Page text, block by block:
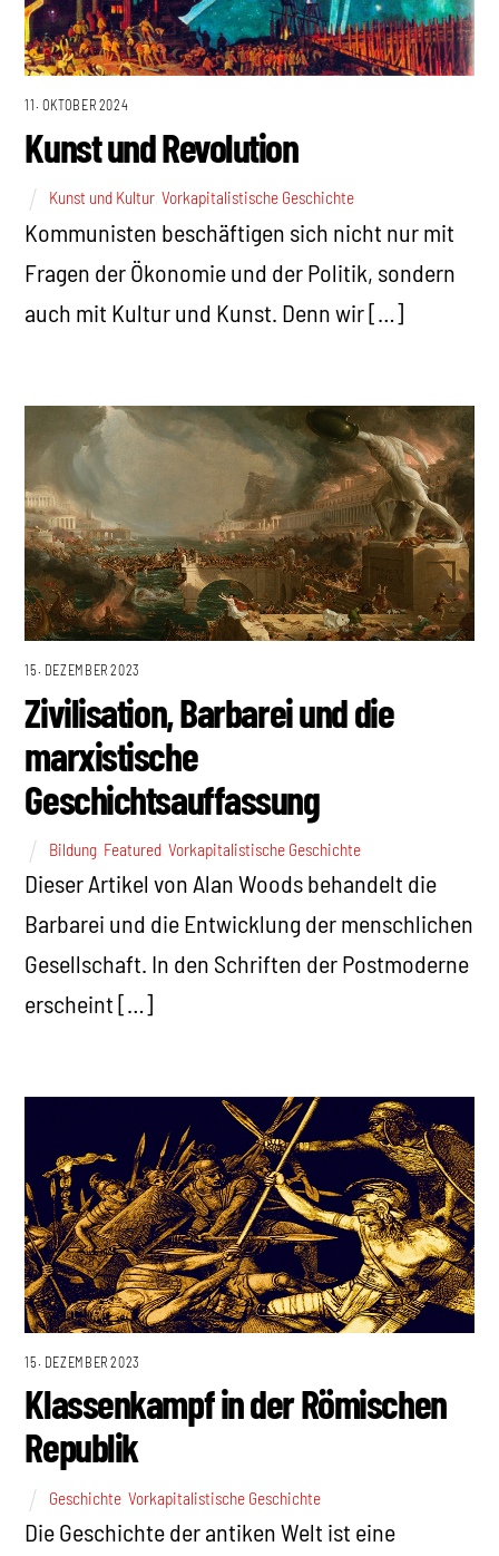
11. OKTOBER 2024
Kunst und Revolution
Kunst und Kultur ,Vorkapitalistische Geschichte
Kommunisten beschäftigen sich nicht nur mit
Fragen der Ökonomie und der Politik, sondern
auch mit Kultur und Kunst. Denn wir […]
15. DEZEMBER 2023
Zivilisation, Barbarei und die
marxistische
Geschichtsauffassung
Bildung Featured ,Vorkapitalistische Geschichte
Dieser Artikel von Alan Woods behandelt die
Barbarei und die Entwicklung der menschlichen
Gesellschaft. In den Schriften der Postmoderne
erscheint […]
15. DEZEMBER 2023
Klassenkampf in der Römischen
Republik
Geschichte ,Vorkapitalistische Geschichte
Die Geschichte der antiken Welt ist eine